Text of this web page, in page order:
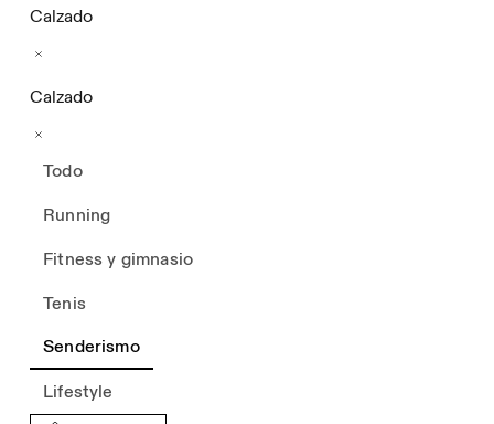
Calzado
Calzado
Todo
Running
Fitness y gimnasio
Tenis
Senderismo
Lifestyle